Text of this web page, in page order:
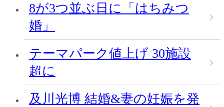
8が3つ並ぶ日に「はちみつ
婚」
テーマパーク値上げ 30施設
超に
及川光博 結婚&妻の妊娠を発